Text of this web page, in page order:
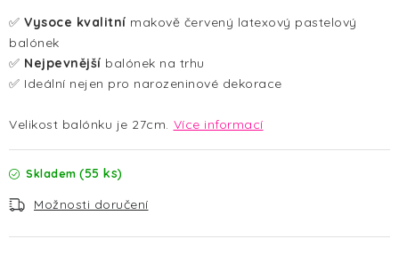
Hodnocení obchodu
✅ Vysoce kvalitní makově červený latexový pastelový
balónek
✅ Nejpevnější balónek na trhu
✅ Ideální nejen pro narozeninové dekorace
Velikost balónku je 27cm. Více informací
Skladem (55 ks)
Možnosti doručení